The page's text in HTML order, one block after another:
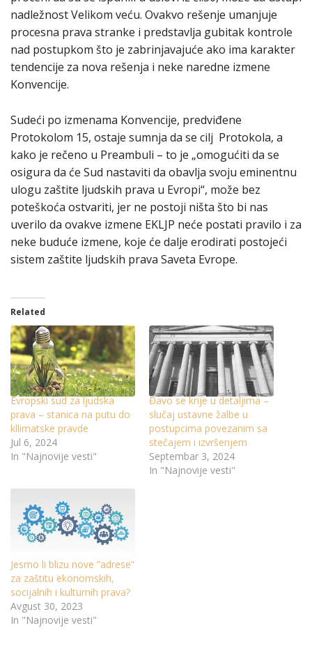
nadležnost Velikom veću. Ovakvo rešenje umanjuje
procesna prava stranke i predstavlja gubitak kontrole
nad postupkom što je zabrinjavajuće ako ima karakter
tendencije za nova rešenja i neke naredne izmene
Konvencije.
Sudeći po izmenama Konvencije, predviđene
Protokolom 15, ostaje sumnja da se cilj Protokola, a
kako je rečeno u Preambuli – to je „omogućiti da se
osigura da će Sud nastaviti da obavlja svoju eminentnu
ulogu zaštite ljudskih prava u Evropi“, može bez
poteškoća ostvariti, jer ne postoji ništa što bi nas
uverilo da ovakve izmene EKLJP neće postati pravilo i za
neke buduće izmene, koje će dalje erodirati postojeći
sistem zaštite ljudskih prava Saveta Evrope.
Related
Evropski sud za ljudska
prava – stanica na putu do
kllimatske pravde
Jul 6, 2024
In "Najnovije vesti"
Đavo se krije u detaljima –
slučaj ustavne žalbe u
postupcima povezanim sa
stečajem i izvršenjem
Septembar 3, 2024
In "Najnovije vesti"
Jesmo li blizu nove “adrese”
za zaštitu ekonomskih,
socijalnih i kulturnih prava?
Avgust 30, 2023
In "Najnovije vesti"